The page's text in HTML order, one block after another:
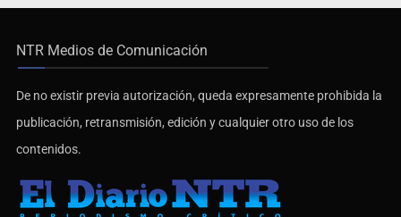
NTR Medios de Comunicación
De no existir previa autorización, queda expresamente prohibida la
publicación, retransmisión, edición y cualquier otro uso de los
contenidos.